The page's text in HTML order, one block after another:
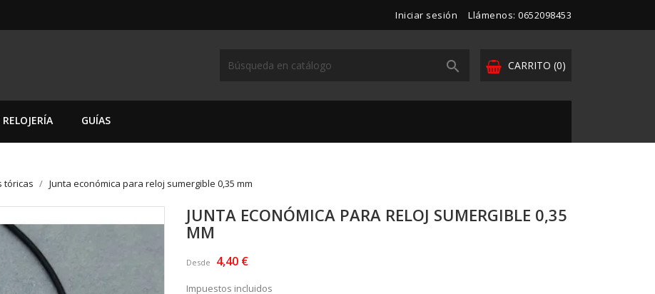
Iniciar sesión Llámenos: 0652098453
CARRITO (0)

GUÍAS
tóricas Junta económica para reloj sumergible 0,35 mm
JUNTA ECONÓMICA PARA RELOJ SUMERGIBLE 0,35
MM
Desde 4,40 €
Impuestos incluidos